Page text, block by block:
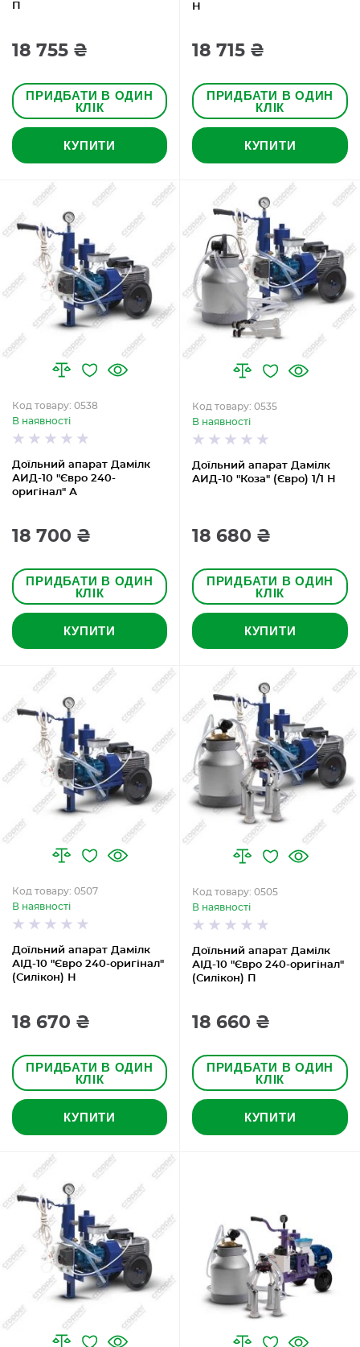
П
18 755 ₴
ПРИДБАТИ В ОДИН
КЛІК
КУПИТИ
Н
18 715 ₴
ПРИДБАТИ В ОДИН
КЛІК
КУПИТИ
Доїльний апарат Дамілк
АИД-10 "Євро 240-
оригінал" А
Код товару: 0538
В наявності
18 700 ₴
ПРИДБАТИ В ОДИН
КЛІК
КУПИТИ
Доїльний апарат Дамілк
АИД-10 "Коза" (Євро) 1/1 Н
Код товару: 0535
В наявності
18 680 ₴
ПРИДБАТИ В ОДИН
КЛІК
КУПИТИ
Доїльний апарат Дамілк
АІД-10 "Євро 240-оригінал"
(Силікон) Н
Код товару: 0507
В наявності
18 670 ₴
ПРИДБАТИ В ОДИН
КЛІК
КУПИТИ
Доїльний апарат Дамілк
АІД-10 "Євро 240-оригінал"
(Силікон) П
Код товару: 0505
В наявності
18 660 ₴
ПРИДБАТИ В ОДИН
КЛІК
КУПИТИ